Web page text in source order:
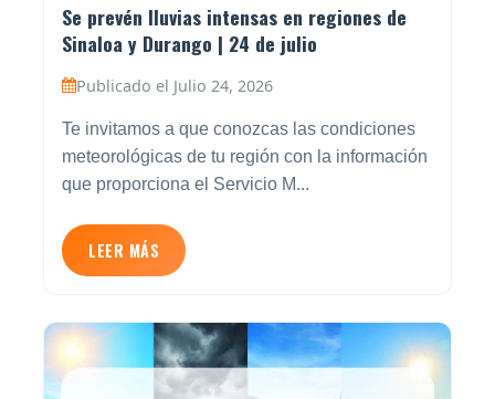
Se prevén lluvias intensas en regiones de
Sinaloa y Durango | 24 de julio
Publicado el Julio 24, 2026
Te invitamos a que conozcas las condiciones
meteorológicas de tu región con la información
que proporciona el Servicio M...
LEER MÁS